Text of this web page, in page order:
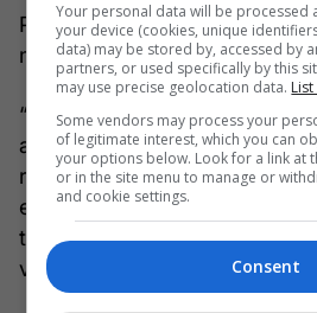
Për ekspertët, zgjatja e afatit
mjet për t’i hapur rrugë
“Rasti më emblematik është
afatit të ligjit për investimet
rrugën disa oligarkëve, disa
e deri tek anëtarëve të
tyre”, u shpreh Zef Preçi,
vendimeve të dhëna pas
Your personal data will be
your device (cookies, unique
data) may be stored by, accessed by
partners, or used specifically by this
may use precise geolocation data.
Some vendors may process your
of legitimate interest, which you can
your options below. Look for a link at
or in the site menu to manage or
and cookie settings.
Consent